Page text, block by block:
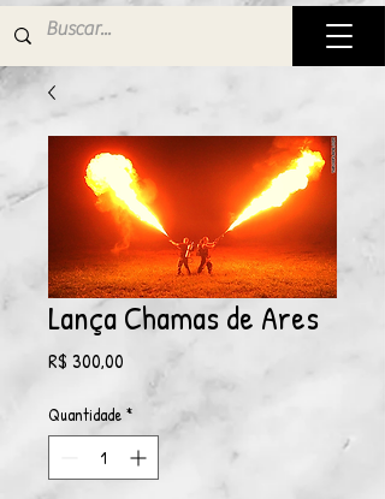
Lança Chamas de Ares
R$ 300,00
Quantidade *